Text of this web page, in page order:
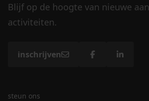
Blijf op de hoogte van nieuwe
activiteiten.
inschrijven
steun ons